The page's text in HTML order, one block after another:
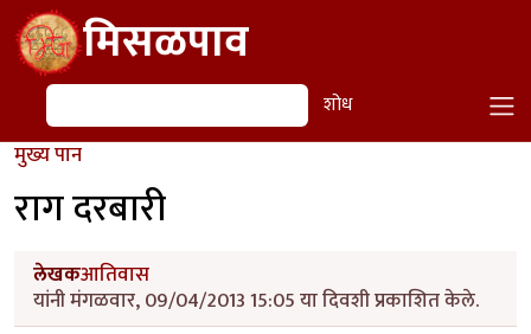
Skip to main contentमिसळपाव
शोध शोध
मुख्य पान
राग दरबारी
लेखकआतिवास
यांनी मंगळवार, 09/04/2013 15:05 या दिवशी प्रकाशित केले.